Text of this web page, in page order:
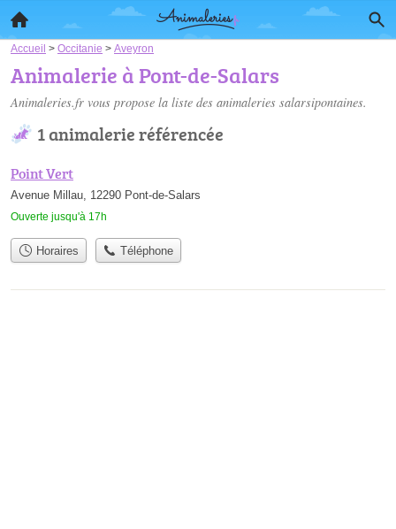
Accueil > Occitanie > Aveyron
Animalerie à Pont-de-Salars
Animaleries.fr vous propose la liste des animaleries salarsipontaines.
1 animalerie référencée
Point Vert
Avenue Millau, 12290 Pont-de-Salars
Ouverte jusqu'à 17h
Horaires Téléphone